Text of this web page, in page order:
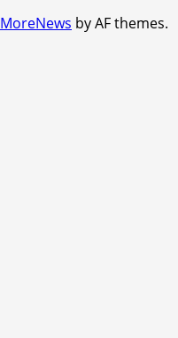
MoreNews by AF themes.